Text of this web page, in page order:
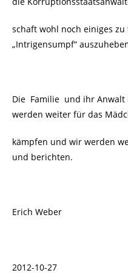
schaft wohl noch einiges
„Intrigensumpf“
Die Familie und ihr Anwalt
werden weiter für das
kämpfen und wir werden
und berichten.
Erich Weber
2012-10-27